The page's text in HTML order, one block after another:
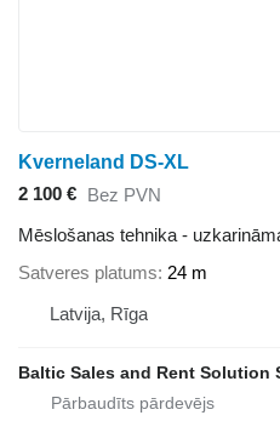
Kverneland DS-XL
2 100 € Bez PVN
Mēslošanas tehnika -
Satveres platums 24 m
Latvija, Rīga
Baltic Sales and Rent Solution